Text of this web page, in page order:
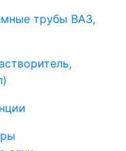
трубы ВАЗ,